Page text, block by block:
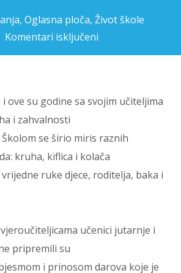
, Oglasna ploča, Život škole
Komentari isključeni
ove su godine sa svojim učiteljima
i zahvalnosti
se širio miris raznih
kruha, kiflica i kolača
ruke djece, roditelja, baka i
učenici jutarnje i
pripremili su
i prinosom darova koje je